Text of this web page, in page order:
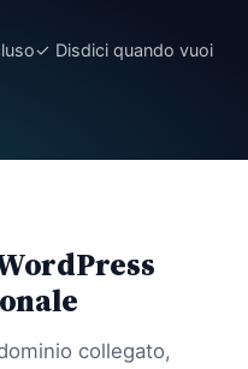
✓ Disdici quando vuoi
collegato,